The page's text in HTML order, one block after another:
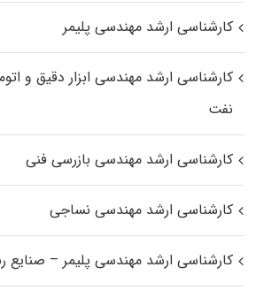
کارشناسی ارشد مهندسی پلیمر
کارشناسی ارشد مهندسی ابزار دقیق و
نفت
کارشناسی ارشد مهندسی بازرسی فنی
کارشناسی ارشد مهندسی نساجی
کارشناسی ارشد مهندسی پلیمر – صنایع